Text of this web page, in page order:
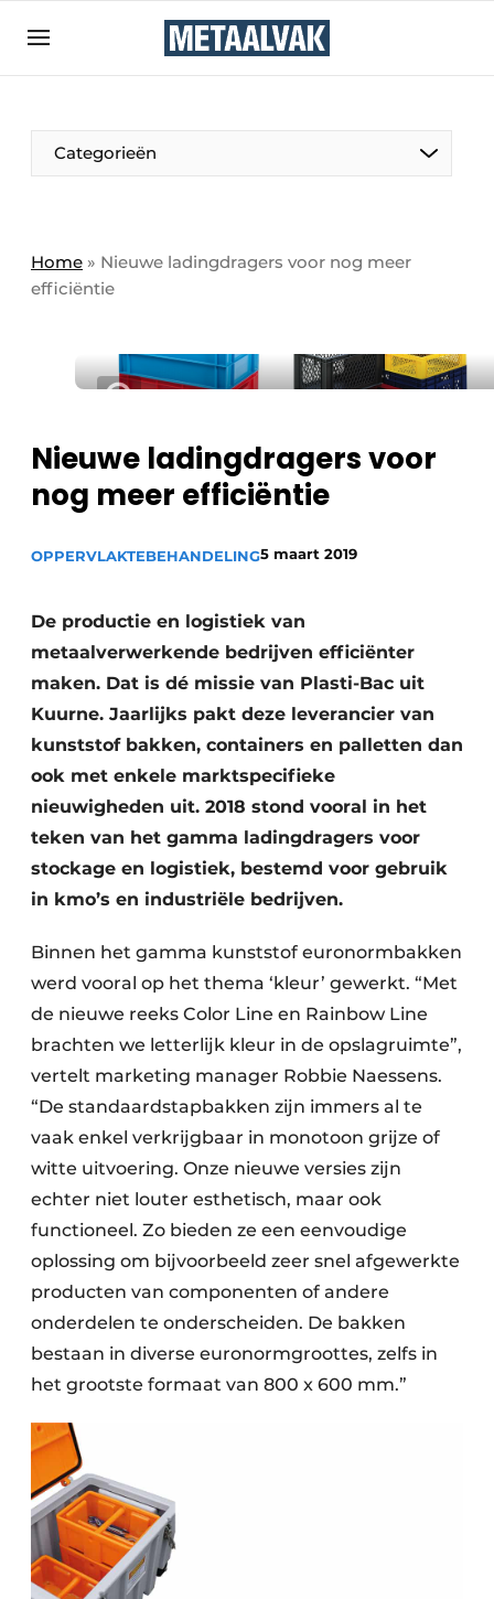
Bedrijven
Contact
Eigen content aanleveren
Evenement aanmelden
Meest gelezen
Podcasts
Privacy / Cookie statement
Vacature aanmelden
Vacatures
Categorieën
Home » Nieuwe ladingdragers voor nog meer
efficiëntie
Nieuwe ladingdragers voor
nog meer efficiëntie
OPPERVLAKTEBEHANDELING5 maart 2019
De productie en logistiek van
metaalverwerkende bedrijven efficiënter
maken. Dat is dé missie van Plasti-Bac uit
Kuurne. Jaarlijks pakt deze leverancier van
kunststof bakken, containers en palletten dan
ook met enkele marktspecifieke
nieuwigheden uit. 2018 stond vooral in het
teken van het gamma ladingdragers voor
stockage en logistiek, bestemd voor gebruik
in kmo’s en industriële bedrijven.
Binnen het gamma kunststof euronormbakken
werd vooral op het thema ‘kleur’ gewerkt. “Met
de nieuwe reeks Color Line en Rainbow Line
brachten we letterlijk kleur in de opslagruimte”,
vertelt marketing manager Robbie Naessens.
“De standaardstapbakken zijn immers al te
vaak enkel verkrijgbaar in monotoon grijze of
witte uitvoering. Onze nieuwe versies zijn
echter niet louter esthetisch, maar ook
functioneel. Zo bieden ze een eenvoudige
oplossing om bijvoorbeeld zeer snel afgewerkte
producten van componenten of andere
onderdelen te onderscheiden. De bakken
bestaan in diverse euronormgroottes, zelfs in
het grootste formaat van 800 x 600 mm.”